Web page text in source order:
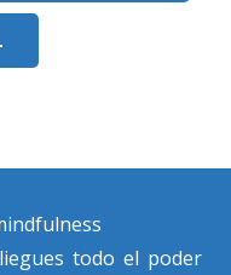
todo el poder